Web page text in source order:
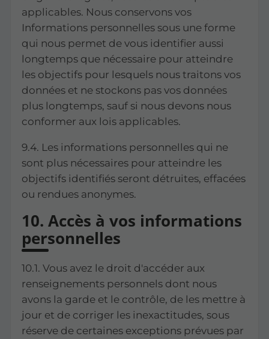
applicables. Nous conservons vos
Informations personnelles sous une forme
qui nous permet de vous identifier aussi
longtemps que nécessaire pour atteindre
les objectifs pour lesquels nous traitons vos
données et ne stockons pas vos données
plus longtemps, sauf si nous devons nous
conformer aux lois applicables.
9.4. Les informations personnelles qui ne
sont plus nécessaires pour atteindre les
objectifs identifiés seront détruites, effacées
ou rendues anonymes.
10. Accès à vos informations
personnelles
10.1. Vous avez le droit d'accéder aux
renseignements personnels dont nous
avons la garde et le contrôle, de les mettre à
jour et de corriger les inexactitudes, sous
réserve de certaines exceptions prévues par